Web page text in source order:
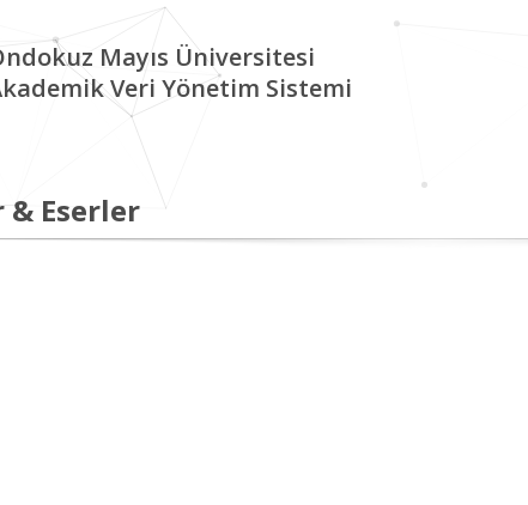
Mayıs Üniversitesi
Veri Yönetim Sistemi
& Eserler